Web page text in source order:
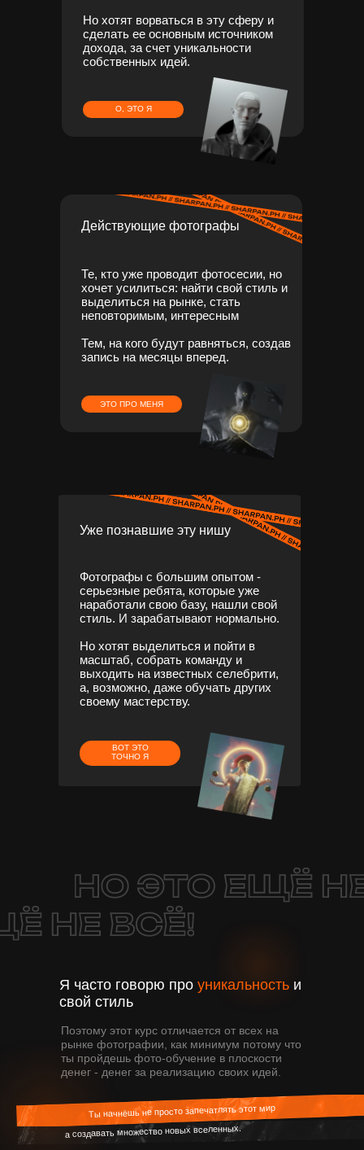
Но хотят ворваться в эту сферу и
сделать ее основным источником
дохода, за счет уникальности
собственных идей.
О, ЭТО Я
Действующие фотографы
Те, кто уже проводит фотосесии, но
хочет усилиться: найти свой стиль и
выделиться на рынке, стать
неповторимым, интересным
Тем, на кого будут равняться, создав
запись на месяцы вперед.
ЭТО ПРО МЕНЯ
Уже познавшие эту нишу
Фотографы с большим опытом -
серьезные ребята, которые уже
наработали свою базу, нашли свой
стиль. И зарабатывают нормально.
Но хотят выделиться и пойти в
масштаб, собрать команду и
выходить на известных селебрити,
а, возможно, даже обучать других
своему мастерству.
ВОТ ЭТО
ТОЧНО Я
а создавать множество новых вселенных.
Ты начнёшь не просто запечатлять этот мир
Я часто говорю про уникальность и
свой стиль
Поэтому этот курс отличается от всех на
рынке фотографии, как минимум потому что
ты пройдешь фото-обучение в плоскости
денег - денег за реализацию своих идей.